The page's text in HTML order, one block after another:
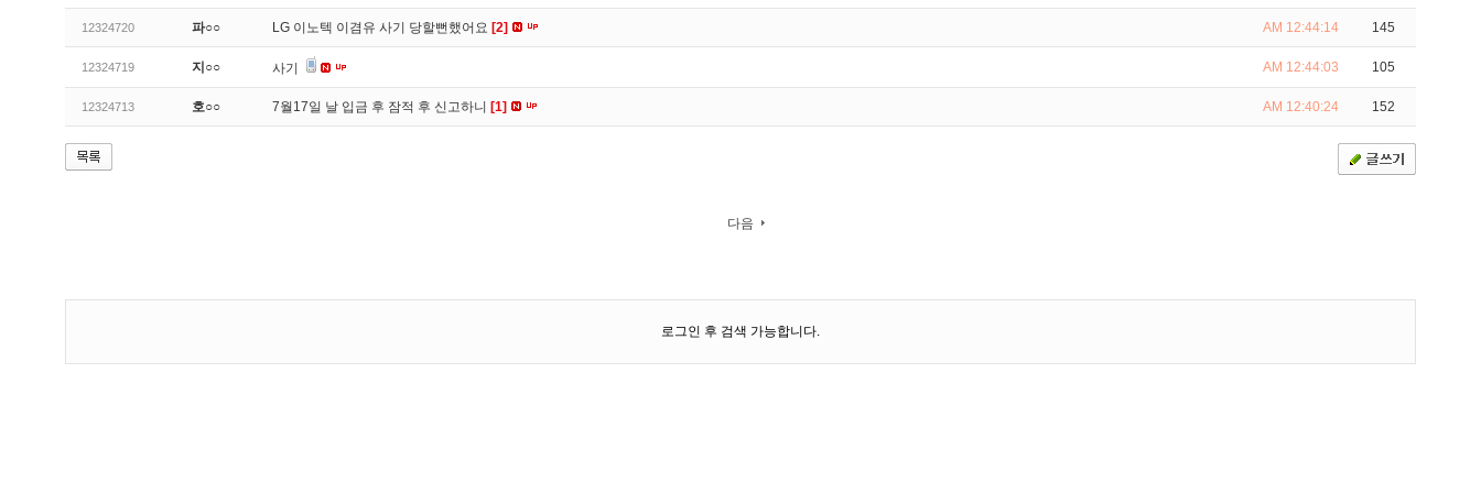
12324720 파○○ LG 이노텍 이겸유 사기 당할뻔했어요 [2] AM 12:44:14 145
12324719 지○○ 사기 AM 12:44:03 105
12324713 호○○ 7월17일 날 입금 후 잠적 후 신고하니 [1] AM 12:40:24 152
다음
로그인 후 검색 가능합니다.